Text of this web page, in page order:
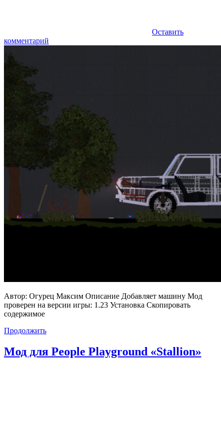
Оставить
комментарий
Автор: Огурец Максим Описание Добавляет машину Мод
проверен на версии игры: 1.23 Установка Скопировать
содержимое
Продолжить
Мод для People Playground «Stallion»